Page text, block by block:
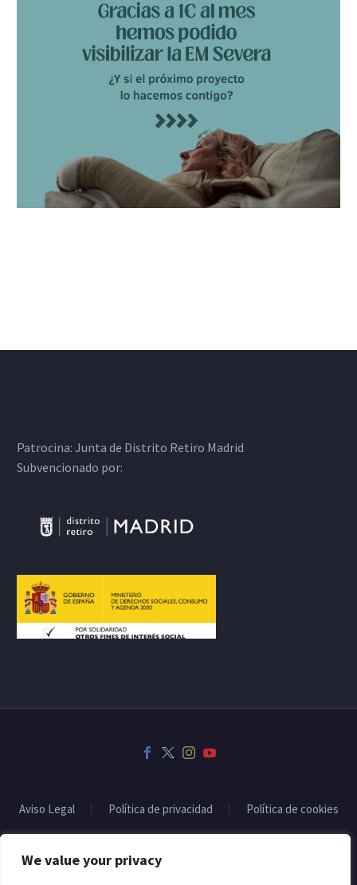
We value your privacy
Patrocina: Junta de Distrito Retiro Madrid
Subvencionado por:
Aviso Legal Política de privacidad Política de cookies
2022 © Copyrights CodexThemesSubvencionado por: